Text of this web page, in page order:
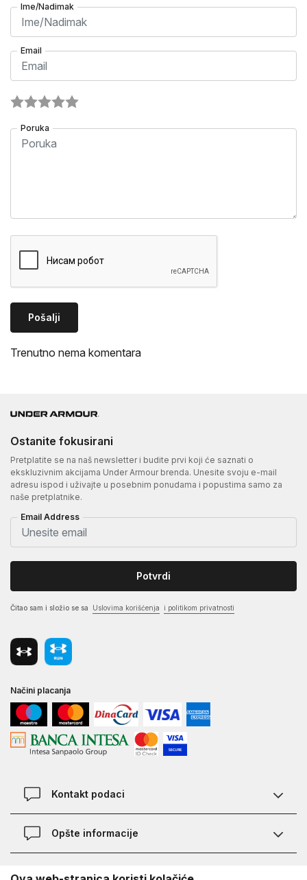
Ime/Nadimak
Email
Poruka
Pošalji
Trenutno nema komentara
Ostanite fokusirani
Pretplatite se na naš newsletter i budite prvi koji će saznati o
ekskluzivnim akcijama Under Armour brenda. Unesite svoju e-mail
adresu ispod i uživajte u posebnim ponudama i popustima samo za
naše pretplatnike.
Email Address
Potvrdi
Čitao sam i složio se sa Uslovima korišćenja i politikom privatnosti
Načini placanja
Kontakt podaci
Chat
Opšte informacije
O Under Armour-u